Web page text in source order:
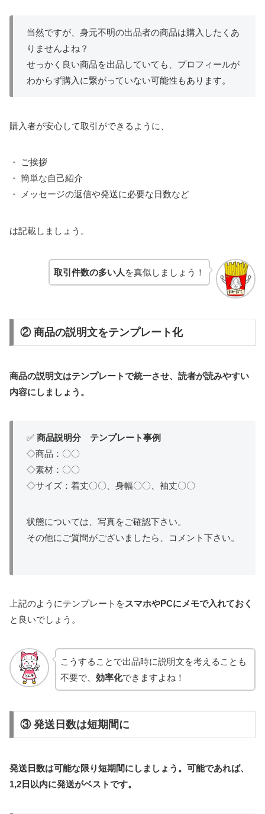
当然ですが、身元不明の出品者の商品は購入したくあ
りませんよね？
せっかく良い商品を出品していても、プロフィールが
わからず購入に繋がっていない可能性もあります。
購入者が安心して取引ができるように、
・ ご挨拶
・ 簡単な自己紹介
・ メッセージの返信や発送に必要な日数など
は記載しましょう。
取引件数の多い人を真似しましょう！
② 商品の説明文をテンプレート化
商品の説明文はテンプレートで統一させ、読者が読みやすい
内容にしましょう。
✅ 商品説明分 テンプレート事例
◇商品：〇〇
◇素材：〇〇
◇サイズ：着丈〇〇、身幅〇〇、袖丈〇〇
状態については、写真をご確認下さい。
その他にご質問がございましたら、コメント下さい。
上記のようにテンプレートをスマホやPCにメモで入れておく
と良いでしょう。
こうすることで出品時に説明文を考えることも
不要で、 効率化できますよね！
③ 発送日数は短期間に
発送日数は可能な限り短期間にしましょう。可能であれば、
1,2日以内に発送がベストです。